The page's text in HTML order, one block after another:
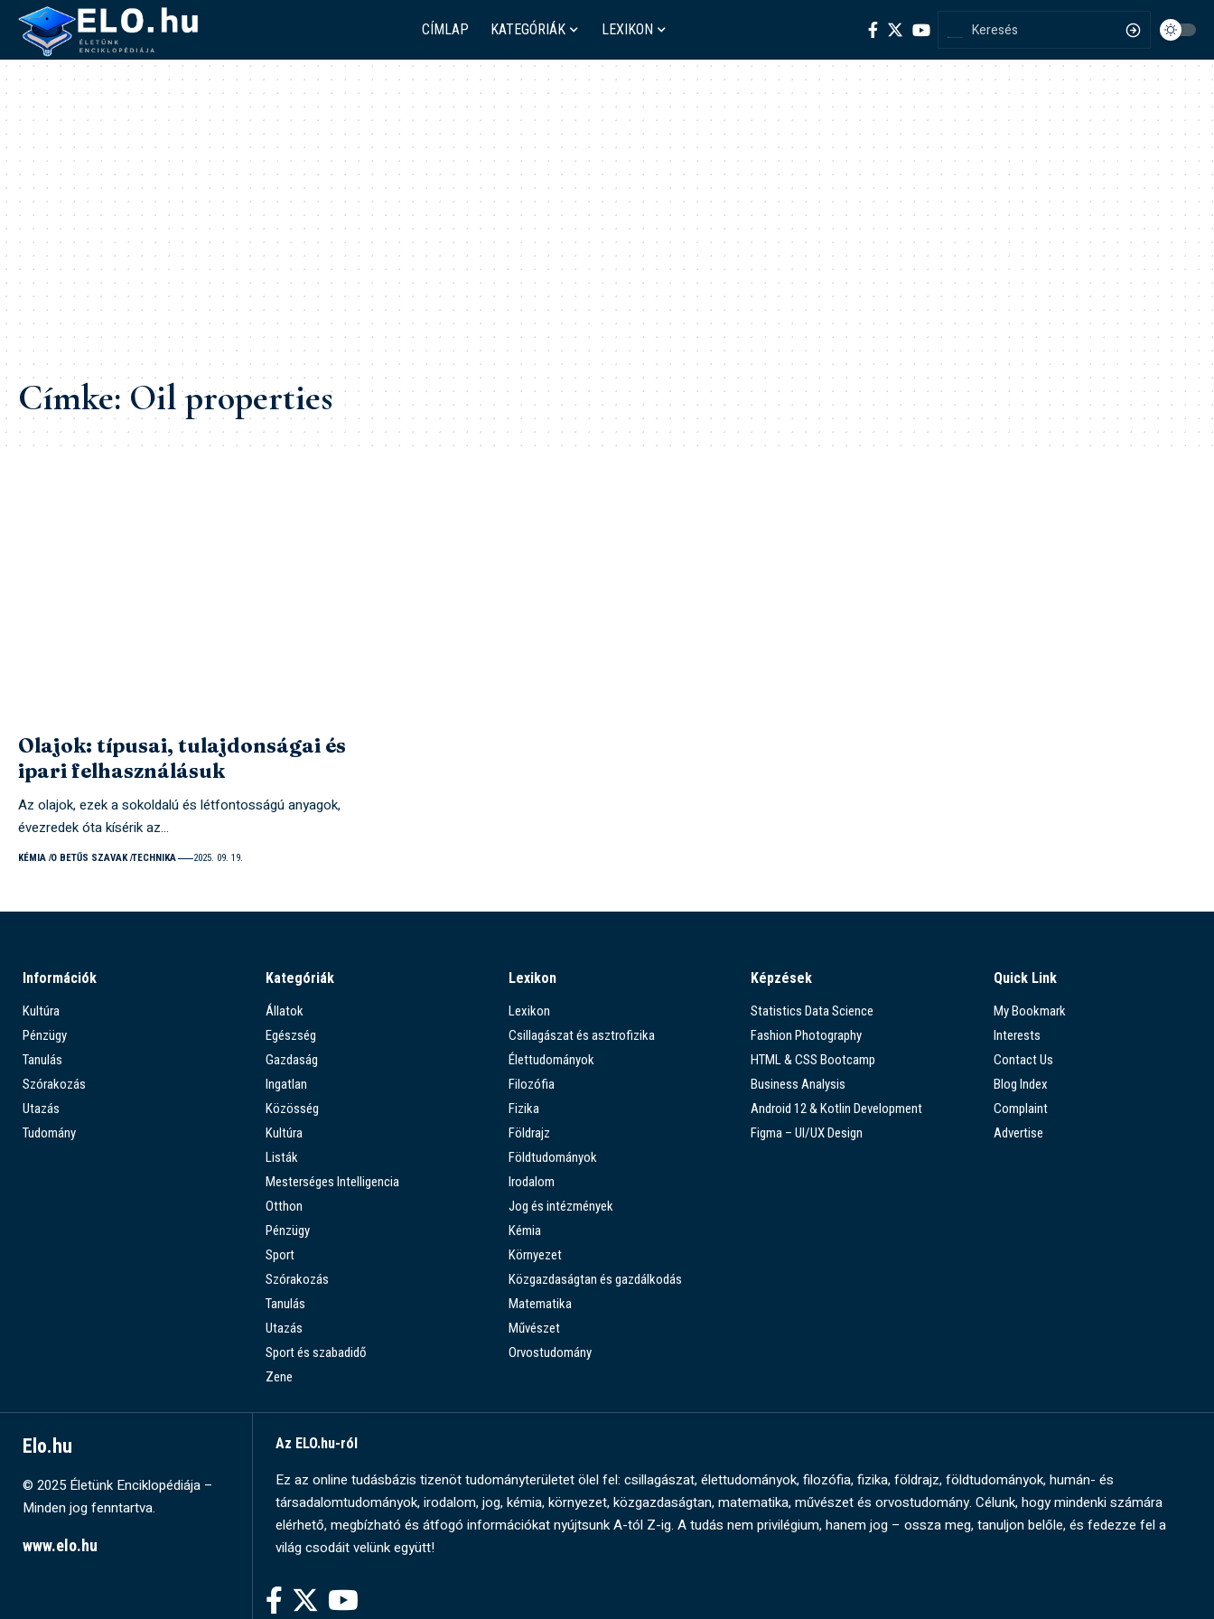
CÍMLAP KATEGÓRIÁK LEXIKON
Címke:Oil properties
Olajok: típusai, tulajdonságai és
ipari felhasználásuk
Az olajok, ezek a sokoldalú és létfontosságú anyagok,
évezredek óta kísérik az…
KÉMIA O BETŰS SZAVAK TECHNIKA 2025. 09. 19.
Információk
Kultúra
Pénzügy
Tanulás
Szórakozás
Utazás
Tudomány
Kategóriák
Állatok
Egészség
Gazdaság
Ingatlan
Közösség
Kultúra
Listák
Mesterséges Intelligencia
Otthon
Pénzügy
Sport
Szórakozás
Tanulás
Utazás
Sport és szabadidő
Zene
Lexikon
Lexikon
Csillagászat és asztrofizika
Élettudományok
Filozófia
Fizika
Földrajz
Földtudományok
Irodalom
Jog és intézmények
Kémia
Környezet
Közgazdaságtan és gazdálkodás
Matematika
Művészet
Orvostudomány
Képzések
Statistics Data Science
Fashion Photography
HTML & CSS Bootcamp
Business Analysis
Android 12 & Kotlin Development
Figma – UI/UX Design
Quick Link
My Bookmark
Interests
Contact Us
Blog Index
Complaint
Advertise
Elo.hu
© 2025 Életünk Enciklopédiája –
Minden jog fenntartva.
www.elo.hu
Az ELO.hu-ról
Ez az online tudásbázis tizenöt tudományterületet ölel fel: csillagászat, élettudományok, filozófia, fizika, földrajz, földtudományok, humán- és
társadalomtudományok, irodalom, jog, kémia, környezet, közgazdaságtan, matematika, művészet és orvostudomány. Célunk, hogy mindenki számára
elérhető, megbízható és átfogó információkat nyújtsunk A-tól Z-ig. A tudás nem privilégium, hanem jog – ossza meg, tanuljon belőle, és fedezze fel a
világ csodáit velünk együtt!